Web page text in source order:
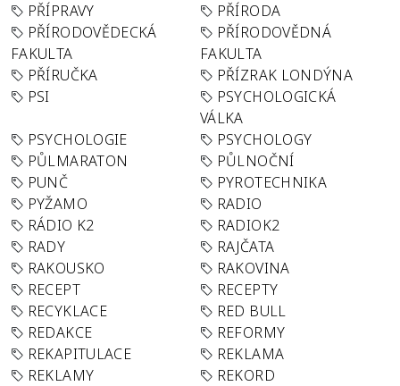
PŘÍPRAVY
PŘÍRODA
PŘÍRODOVĚDECKÁ
FAKULTA
PŘÍRODOVĚDNÁ
FAKULTA
PŘÍRUČKA
PŘÍZRAK LONDÝNA
PSI
PSYCHOLOGICKÁ
VÁLKA
PSYCHOLOGIE
PSYCHOLOGY
PŮLMARATON
PŮLNOČNÍ
PUNČ
PYROTECHNIKA
PYŽAMO
RADIO
RÁDIO K2
RADIOK2
RADY
RAJČATA
RAKOUSKO
RAKOVINA
RECEPT
RECEPTY
RECYKLACE
RED BULL
REDAKCE
REFORMY
REKAPITULACE
REKLAMA
REKLAMY
REKORD